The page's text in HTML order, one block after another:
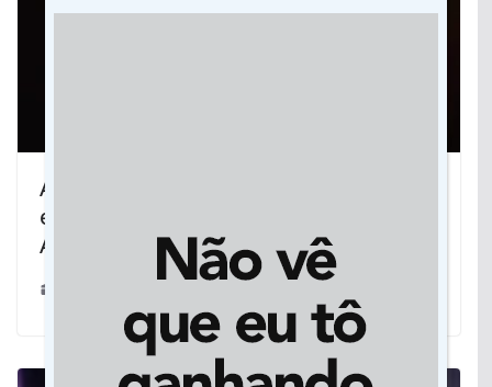
Atrações regionais estarão presentes
em shows gratuitos na Semana do
Artesão 2024